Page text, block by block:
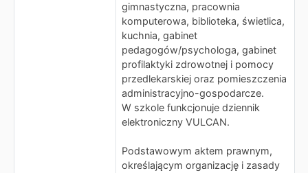
gimnastyczna, pracownia
komputerowa, biblioteka, świetlica,
kuchnia, gabinet
pedagogów/psychologa, gabinet
profilaktyki zdrowotnej i pomocy
przedlekarskiej oraz pomieszczenia
administracyjno-gospodarcze.
W szkole funkcjonuje dziennik
elektroniczny VULCAN.
Podstawowym aktem prawnym,
określającym organizację i zasady